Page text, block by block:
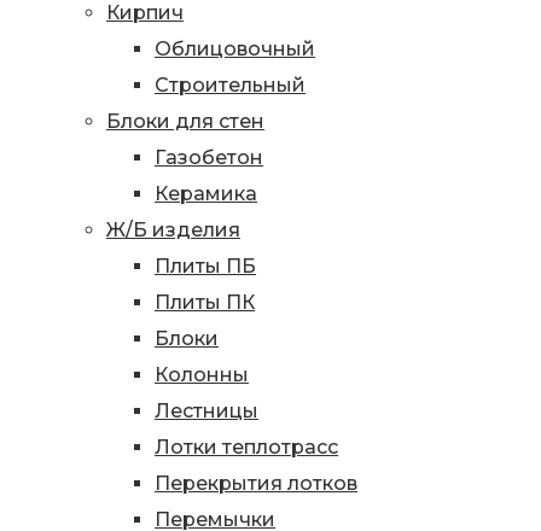
Кирпич
Облицовочный
Строительный
Блоки для стен
Газобетон
Керамика
Ж/Б изделия
Плиты ПБ
Плиты ПК
Блоки
Колонны
Лестницы
Лотки теплотрасс
Перекрытия лотков
Перемычки